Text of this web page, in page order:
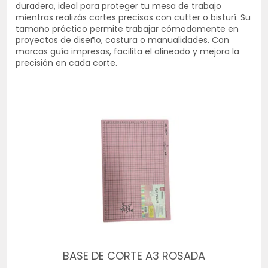
duradera, ideal para proteger tu mesa de trabajo
mientras realizás cortes precisos con cutter o bisturí. Su
tamaño práctico permite trabajar cómodamente en
proyectos de diseño, costura o manualidades. Con
marcas guía impresas, facilita el alineado y mejora la
precisión en cada corte.
BASE DE CORTE A3 ROSADA